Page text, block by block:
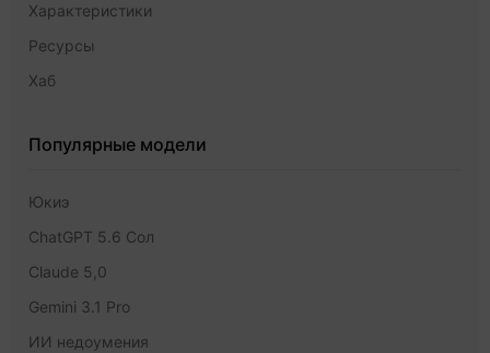
Характеристики
Ресурсы
Хаб
Популярные модели
Юкиэ
ChatGPT 5.6 Сол
Claude 5,0
Gemini 3.1 Pro
ИИ недоумения